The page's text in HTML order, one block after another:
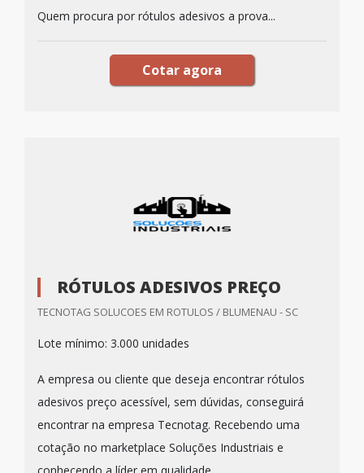
Quem procura por rótulos adesivos a prova...
Cotar agora
RÓTULOS ADESIVOS PREÇO
TECNOTAG SOLUCOES EM ROTULOS / BLUMENAU - SC
Lote mínimo: 3.000 unidades
A empresa ou cliente que deseja encontrar rótulos
adesivos preço acessível, sem dúvidas, conseguirá
encontrar na empresa Tecnotag. Recebendo uma
cotação no marketplace Soluções Industriais e